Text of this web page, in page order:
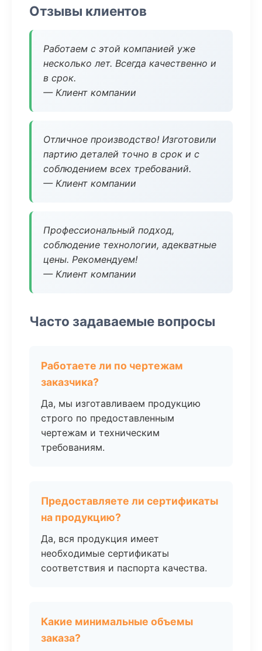
Отзывы клиентов
Работаем с этой компанией уже
несколько лет. Всегда качественно и
в срок.
— Клиент компании
Отличное производство! Изготовили
партию деталей точно в срок и с
соблюдением всех требований.
— Клиент компании
Профессиональный подход,
соблюдение технологии, адекватные
цены. Рекомендуем!
— Клиент компании
Часто задаваемые вопросы
Работаете ли по чертежам
заказчика?
Да, мы изготавливаем продукцию
строго по предоставленным
чертежам и техническим
требованиям.
Предоставляете ли сертификаты
на продукцию?
Да, вся продукция имеет
необходимые сертификаты
соответствия и паспорта качества.
Какие минимальные объемы
заказа?